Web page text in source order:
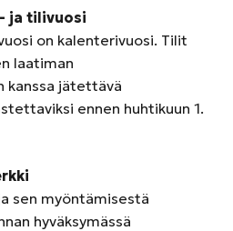
ja tilivuosi
on kalenterivuosi. Tilit
laatiman
kanssa jätettävä
ennen huhtikuun 1.
sen myöntämisestä
hyväksymässä